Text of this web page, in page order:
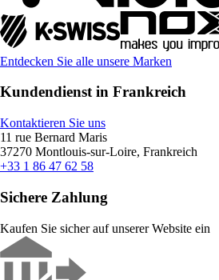
Entdecken Sie alle unsere Marken
Kundendienst in Frankreich
Kontaktieren Sie uns
11 rue Bernard Maris
37270 Montlouis-sur-Loire, Frankreich
+33 1 86 47 62 58
Sichere Zahlung
Kaufen Sie sicher auf unserer Website ein